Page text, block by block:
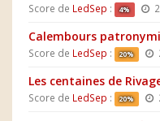
Score de LedSep : 4%
Calembours
Score de LedSep : 20%
Les centaines de
Score de LedSep : 20%